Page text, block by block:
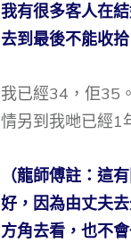
我有很多客人在
去到最後不能收拾
我已經34，佢35
情另到我哋已經1
（龍師傅註：這
好，因為由丈夫
方角去看，也不